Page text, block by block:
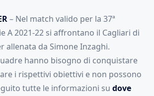
– Nel match valido per la 37ª
A 2021-22 si affrontano il Cagliari di
allenata da Simone Inzaghi.
hanno bisogno di conquistare
i rispettivi obiettivi e non possono
tutte le informazioni su dove